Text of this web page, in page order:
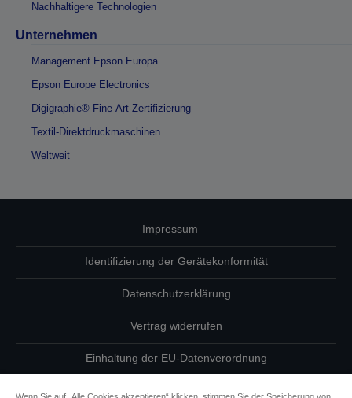
Nachhaltigere Technologien
Unternehmen
Management Epson Europa
Epson Europe Electronics
Digigraphie® Fine-Art-Zertifizierung
Textil-Direktdruckmaschinen
Weltweit
Impressum
Identifizierung der Gerätekonformität
Datenschutzerklärung
Vertrag widerrufen
Einhaltung der EU-Datenverordnung